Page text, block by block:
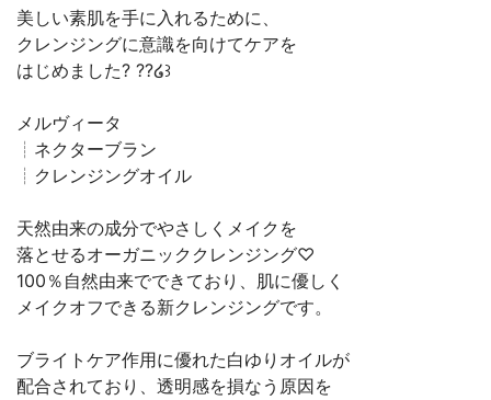
美しい素肌を手に入れるために、
クレンジングに意識を向けてケアを
はじめました‪? ??໒꒱
メルヴィータ
┊︎ネクターブラン
┊︎クレンジングオイル
天然由来の成分でやさしくメイクを
落とせるオーガニッククレンジング♡
100％自然由来でできており、肌に優しく
メイクオフできる新クレンジングです。
ブライトケア作用に優れた白ゆりオイルが
配合されており、透明感を損なう原因を